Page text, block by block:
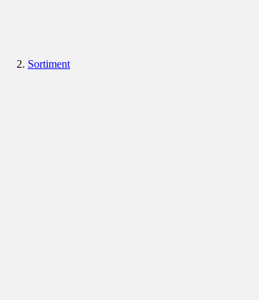
Sortiment